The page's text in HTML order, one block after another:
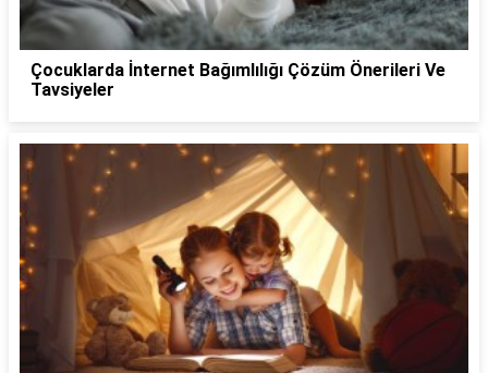
Çocuklarda İnternet Bağımlılığı Çözüm Önerileri Ve
Tavsiyeler